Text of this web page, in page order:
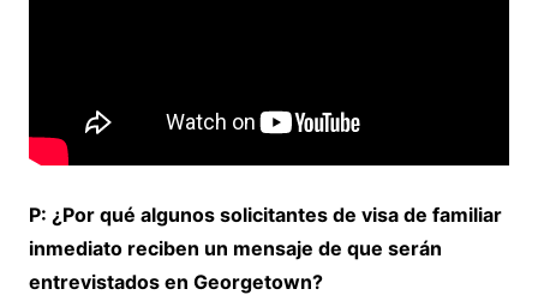
P: ¿Por qué algunos solicitantes de visa de familiar
inmediato reciben un mensaje de que serán
entrevistados en Georgetown?